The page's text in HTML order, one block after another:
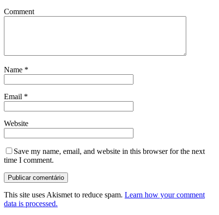
Comment
Name *
Email *
Website
Save my name, email, and website in this browser for the next
time I comment.
This site uses Akismet to reduce spam. Learn how your comment
data is processed.